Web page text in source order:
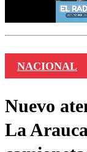
NACIONAL
Nuevo
La